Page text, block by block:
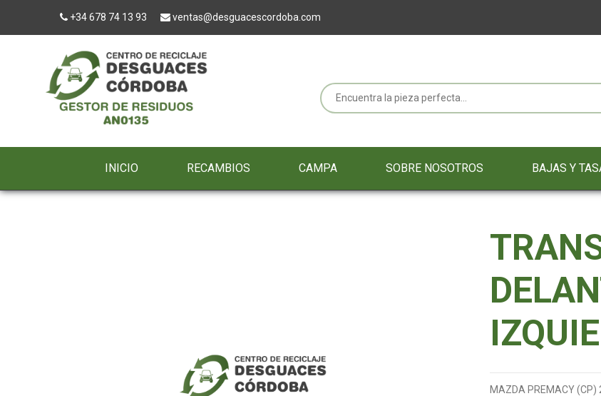
+34 678 74 13 93 ventas@desguacescordoba.com
INICIO RECAMBIOS CAMPA SOBRE NOSOTROS BAJAS Y
MAZDA PREMACY (CP)